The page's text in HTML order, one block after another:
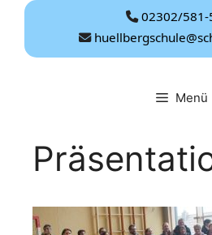
Zum
springen
02302/581-
Menü